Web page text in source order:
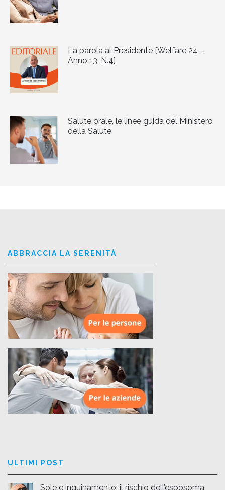
La parola al Presidente [Welfare 24 –
Anno 13, N.4]
Salute orale, le linee guida del Ministero
della Salute
ABBRACCIA LA SERENITÀ
ULTIMI POST
Sole e inquinamento: il rischio dell’esposoma